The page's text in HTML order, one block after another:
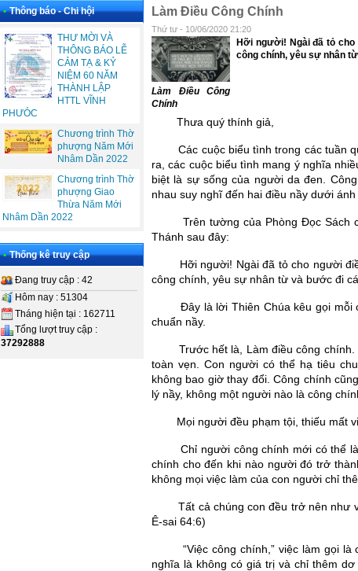
• Thông báo - Chi hội
THƯ MỜI VÀ
THÔNG BÁO LỄ
CẢM TẠ & KỶ
NIỆM 60 NĂM
THÀNH LẬP
HTTL VĨNH
PHƯÓC
Chương trình Thờ
phượng Năm Mới
Nhâm Dần 2022
Chương trình Thờ
phượng Giao
Thừa Năm Mới
Nhâm Dần 2022
• Thống kê truy cập
Đang truy cập : 42
Hôm nay : 51304
Tháng hiện tại : 162711
Tổng lượt truy cập :
37292888
Làm Điều Công Chính
Thứ tư - 10/06/2020 21:20
Làm Điều Công
Chính
Hỡi người! Ngài đã tỏ cho
công chính, yêu sự nhân
Thưa quý thính giả,
Các cuộc biểu tình trong các tuần
ra, các cuộc biểu tình mang ý nghĩa
biệt là sự sống của người da đen.
nhau suy nghĩ đến hai điều nầy dưới
Trên tường của Phòng Đọc Sách
Thánh sau đây:
Hỡi người! Ngài đã tỏ cho người
công chính, yêu sự nhân từ và bước đi
Đây là lời Thiên Chúa kêu gọi mỗi
chuẩn nầy.
Trước hết là, Làm điều công
toàn vẹn. Con người có thể hạ tiêu
không bao giờ thay đổi. Công chính
lý nầy, không một người nào là công
Mọi người đều phạm tội, thiếu mất
Chỉ người công chính mới có thể
chính cho đến khi nào người đó trở
không mọi việc làm của con người chỉ
Tất cả chúng con đều trở nên như
Ê-sai 64:6)
“Việc công chính,” việc làm gọi
nghĩa là không có giá trị và chỉ thêm